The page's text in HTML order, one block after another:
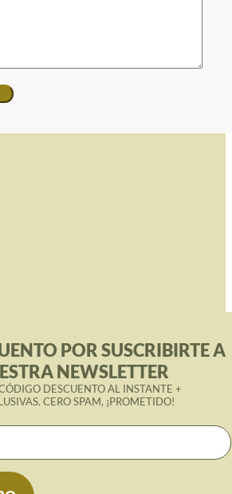
POR SUSCRIBIRTE A
NEWSLETTER
DESCUENTO AL INSTANTE +
CERO SPAM, ¡PROMETIDO!